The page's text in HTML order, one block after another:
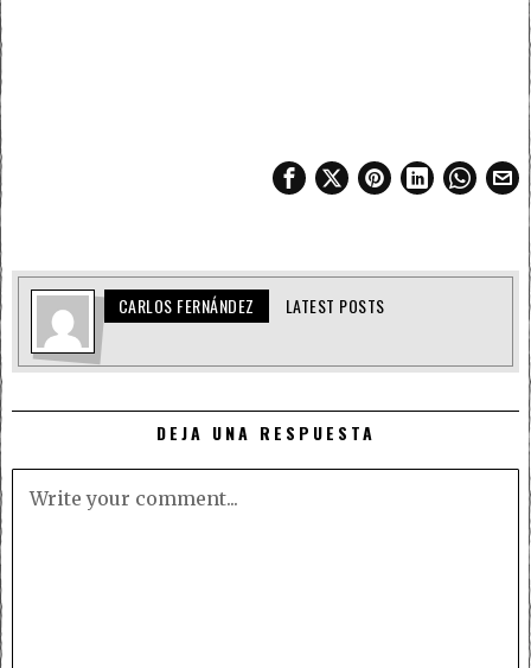
CARLOS FERNÁNDEZ LATEST POSTS
DEJA UNA RESPUESTA